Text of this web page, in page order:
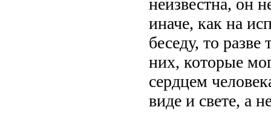
неизвестна, он
иначе, как на
беседу, то
них, которые
сердцем
виде и свете, а